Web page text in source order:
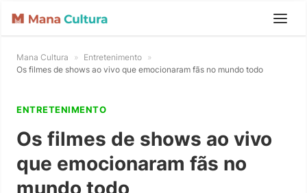
Mana Cultura » Entretenimento »
Os filmes de shows ao vivo que emocionaram fãs no mundo todo
ENTRETENIMENTO
Os filmes de shows ao vivo
que emocionaram fãs no
mundo todo